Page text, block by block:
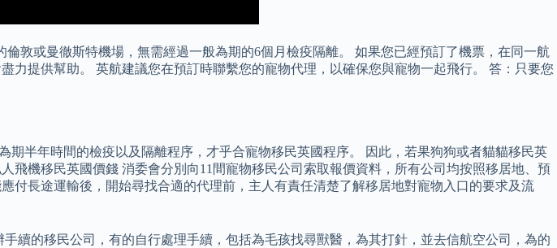
敦或曼徹斯特機場，無需經過一般為期的6個月檢疫隔離。 如果您已經預訂了機票，在同一航
提供幫助。 英航建議您在預訂時聯繫您的寵物代理，以確保您與寵物一起飛行。 答：只要您
半年時間的檢疫以及隔離程序，才乎合寵物移民英國程序。 因此，若果狗狗或者貓貓移民英
機移民英國價錢 消委會分別向11間寵物移民公司索取報價資料，所有公司均按照移居地、預
長途運輸後，開始尋找合適的代理前，主人有責任清楚了解移居地對寵物入口的要求及流
續的移民公司，有的自行處理手續，包括為毛孩找尋獸醫，為其打針，並去信航空公司，為的